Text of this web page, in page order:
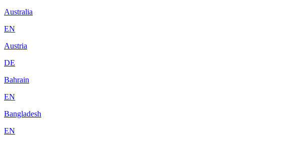
Australia
EN
Austria
DE
Bahrain
EN
Bangladesh
EN